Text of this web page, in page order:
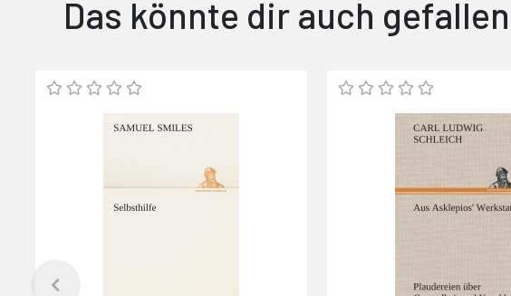
Das könnte dir auch gefallen